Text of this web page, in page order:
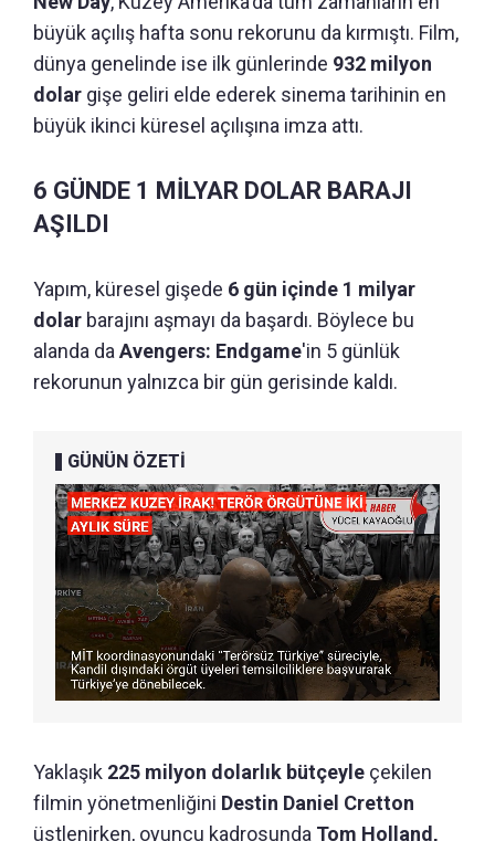
büyük açılış hafta sonu rekorunu da kırmıştı. Film,
dünya genelinde ise ilk günlerinde 932 milyon
dolar gişe geliri elde ederek sinema tarihinin en
büyük ikinci küresel açılışına imza attı.
6 GÜNDE 1 MİLYAR DOLAR BARAJI
AŞILDI
Yapım, küresel gişede 6 gün içinde 1 milyar
dolar barajını aşmayı da başardı. Böylece bu
alanda daAvengers: Endgame'in 5 günlük
rekorunun yalnızca bir gün gerisinde kaldı.
GÜNÜN ÖZETİ
Yaklaşık 225 milyon dolarlık bütçeyle çekilen
filmin yönetmenliğini Destin Daniel Cretton
üstlenirken, oyuncu kadrosunda Tom Holland,